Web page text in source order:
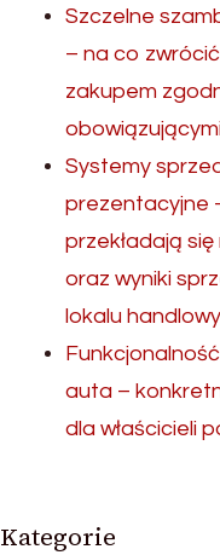
Szczelne
– na co
zakupem
Systemy
prezentacyjne
przekładają
oraz wyniki
lokalu
auta –
dla właścicieli
Kategorie